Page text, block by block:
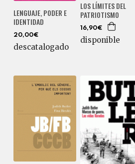
LENGUAJE, PODER E
IDENTIDAD
20,00€
descatalogado
LOS LÍMITES DEL
PATRIOTISMO
16,90€
disponible